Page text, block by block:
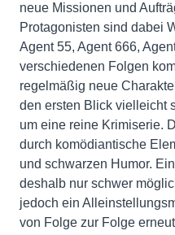
neue Missionen und
Protagonisten sind dabei
Agent 55, Agent 666,
verschiedenen Folgen
regelmäßig neue
den ersten Blick vielleicht
um eine reine Krimiserie.
durch komödiantische
und schwarzen Humor.
deshalb nur schwer
jedoch ein
von Folge zur Folge